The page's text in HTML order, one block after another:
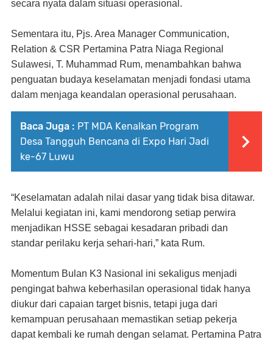
secara nyata dalam situasi operasional.
Sementara itu, Pjs. Area Manager Communication,
Relation & CSR Pertamina Patra Niaga Regional
Sulawesi, T. Muhammad Rum, menambahkan bahwa
penguatan budaya keselamatan menjadi fondasi utama
dalam menjaga keandalan operasional perusahaan.
Baca Juga : PT MDA Kenalkan Program
Desa Tangguh Bencana di Expo Hari Jadi
ke-67 Luwu
“Keselamatan adalah nilai dasar yang tidak bisa ditawar.
Melalui kegiatan ini, kami mendorong setiap perwira
menjadikan HSSE sebagai kesadaran pribadi dan
standar perilaku kerja sehari-hari,” kata Rum.
Momentum Bulan K3 Nasional ini sekaligus menjadi
pengingat bahwa keberhasilan operasional tidak hanya
diukur dari capaian target bisnis, tetapi juga dari
kemampuan perusahaan memastikan setiap pekerja
dapat kembali ke rumah dengan selamat. Pertamina Patra